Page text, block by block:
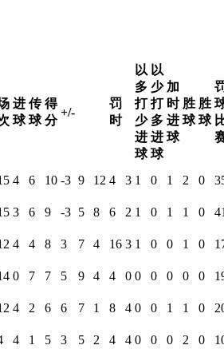
进
球
传
球
得
分
+/-
罚
时
以
多
打
少
进
球
以
少
打
多
进
球
加
时
进
球
胜
球
胜
球
4 6 10 -3 9 12 4 3 1 0 1 2 0
3 6 9 -3 5 8 6 2 1 0 1 1 0
4 4 8 3 7 4 16 3 1 0 0 1 0
0 7 7 5 9 4 4 0 0 0 0 0 0
4 2 6 6 7 1 8 4 0 0 1 1 0
4 1 5 3 5 2 4 4 0 0 0 2 0